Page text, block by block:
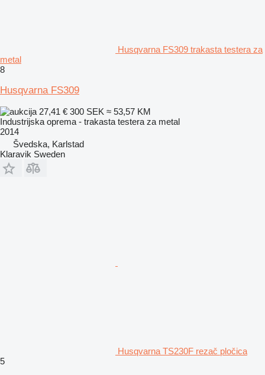
Husqvarna FS309 trakasta testera za
metal
8
Husqvarna FS309
27,41 € 300 SEK ≈ 53,57 KM
Industrijska oprema - trakasta testera za metal
2014
Švedska, Karlstad
Klaravik Sweden
Husqvarna TS230F rezač pločica
5